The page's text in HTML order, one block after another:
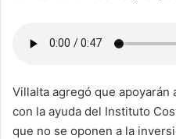
Villalta agregó que
con la ayuda del Instituto
que no se oponen a la